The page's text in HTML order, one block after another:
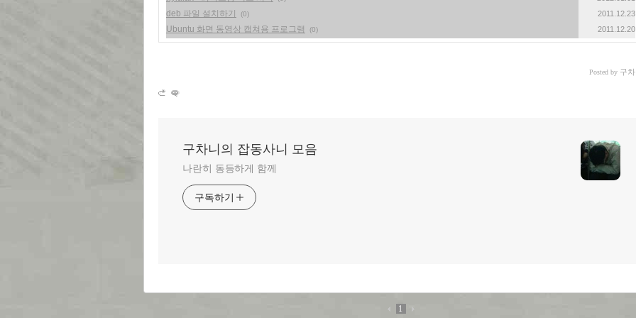
deb 파일 설치하기 (0) 2011.12.23
Ubuntu 화면 동영상 캡쳐용 프로그램 (0) 2011.12.20
Posted by 구
구차니의 잡동사니 모음
나란히 동등하게 함께
구독하기
1